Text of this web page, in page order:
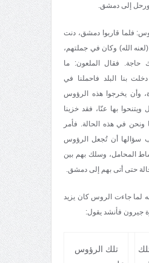
إلى دمشق.
فلما قاربوا دمشق، دنت
الله) وكان في جملتهم،
حاجة. فقال الملعون: ما
بنا البلد فاحملنا في
وأن يخرجوا هذه الرؤوس
بها عنّا، فقد خزينا
ونحن في هذه الحالة. فأمر
سؤالها أن تُجعل الرؤوس
المحامل، وسلك بهم بين
حتى أتى بهم إلى دمشق.
لما جاءت الروس كان يزيد
جيرون فأنشد يقول:
تلك الرؤوس